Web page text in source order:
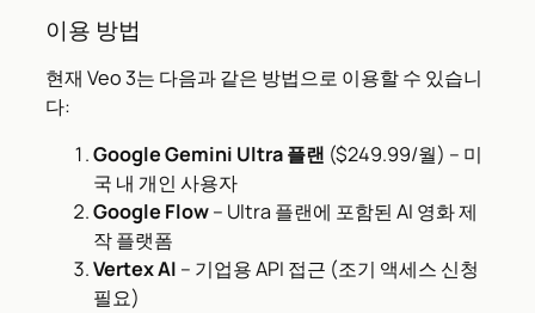
이용 방법
현재 Veo 3는 다음과 같은 방법으로 이용할 수 있습니
다:
Google Gemini Ultra 플랜 ($249.99/월) – 미
국 내 개인 사용자
Google Flow– Ultra 플랜에 포함된 AI 영화 제
작 플랫폼
Vertex AI – 기업용 API 접근 (조기 액세스 신청
필요)